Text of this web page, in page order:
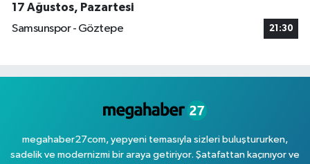
17 Ağustos, Pazartesi
Samsunspor - Göztepe
21:30
megahaber27com, yepyeni temasıyla sizleri buluştururken,
sadelik ve modernizmi bir araya getiriyor. Şatafattan kaçınıyor ve